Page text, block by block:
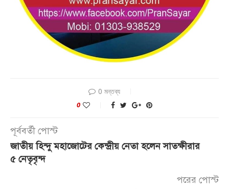
0 মন্তব্য
0
পূর্ববর্তী পোস্ট
জাতীয় হিন্দু মহাজোটের কেন্দ্রীয় নেতা হলেন সাতক্ষীরার
৫ নেতৃবৃন্দ
পরের পোস্ট